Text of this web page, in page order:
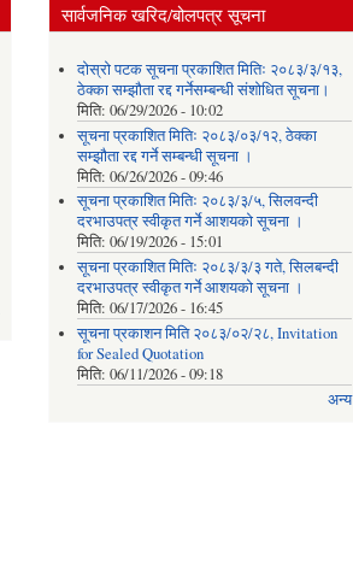
सार्वजनिक खरिद/बोलपत्र सूचना
दोस्रो पटक सूचना प्रकाशित मितिः २०८३/३/१३,
ठेक्का सम्झौता रद्द गर्नेसम्बन्धी संशोधित सूचना।
मिति: 06/29/2026 - 10:02
सूचना प्रकाशित मितिः २०८३/०३/१२, ठेक्का
सम्झौता रद्द गर्ने सम्बन्धी सूचना ।
मिति: 06/26/2026 - 09:46
सूचना प्रकाशित मितिः २०८३/३/५, सिलवन्दी
दरभाउपत्र स्वीकृत गर्ने आशयको सूचना ।
मिति: 06/19/2026 - 15:01
सूचना प्रकाशित मितिः २०८३/३/३ गते, सिलबन्दी
दरभाउपत्र स्वीकृत गर्ने आशयको सूचना ।
मिति: 06/17/2026 - 16:45
सूचना प्रकाशन मिति २०८३/०२/२८, Invitation
for Sealed Quotation
मिति: 06/11/2026 - 09:18
अन्य